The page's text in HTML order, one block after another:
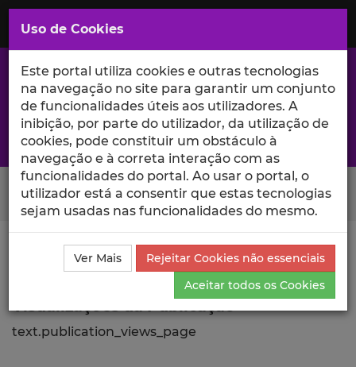
Saltar
para
Conteúdo
Principal
A excelência da investigação e ciência no Iscte
Search Button
Ciência_Iscte Comunicações
Descrição Detalhada
da Comunicação
Visualizações
text.publication_views_page
Uso de Cookies
Este portal utiliza cookies e outras tecnologias
na navegação no site para garantir um conjunto
de funcionalidades úteis aos utilizadores. A
inibição, por parte do utilizador, da utilização de
cookies, pode constituir um obstáculo à
navegação e à correta interação com as
funcionalidades do portal. Ao usar o portal, o
utilizador está a consentir que estas tecnologias
sejam usadas nas funcionalidades do mesmo.
Ver Mais
Rejeitar Cookies não essenciais
Aceitar todos os Cookies